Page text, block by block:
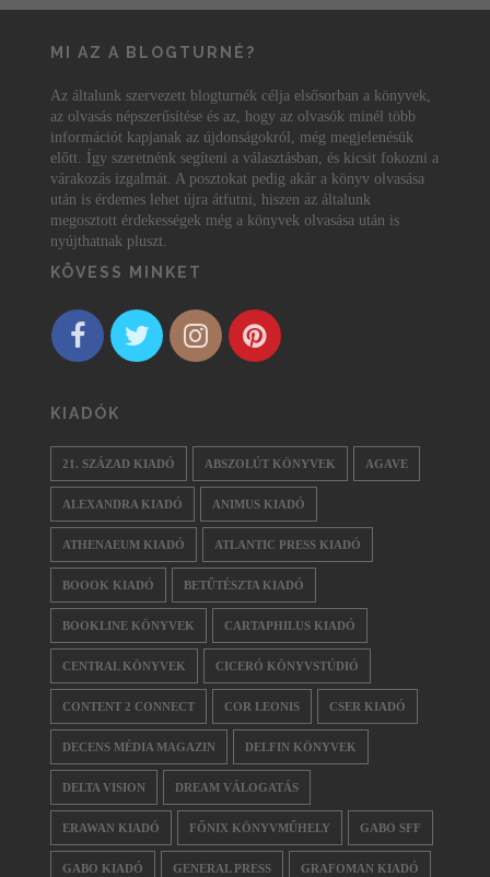
MI AZ A BLOGTURNÉ?
Az általunk szervezett blogturnék célja elsősorban a könyvek,
az olvasás népszerűsítése és az, hogy az olvasók minél több
információt kapjanak az újdonságokról, még megjelenésük
előtt. Így szeretnénk segíteni a választásban, és kicsit fokozni a
várakozás izgalmát. A posztokat pedig akár a könyv olvasása
után is érdemes lehet újra átfutni, hiszen az általunk
megosztott érdekességek még a könyvek olvasása után is
nyújthatnak pluszt.
KÖVESS MINKET
KIADÓK
21. SZÁZAD KIADÓ ABSZOLÚT KÖNYVEK AGAVE
ALEXANDRA KIADÓ ANIMUS KIADÓ
ATHENAEUM KIADÓ ATLANTIC PRESS KIADÓ
BOOOK KIADÓ BETŰTÉSZTA KIADÓ
BOOKLINE KÖNYVEK CARTAPHILUS KIADÓ
CENTRAL KÖNYVEK CICERÓ KÖNYVSTÚDIÓ
CONTENT 2 CONNECT COR LEONIS CSER KIADÓ
DECENS MÉDIA MAGAZIN DELFIN KÖNYVEK
DELTA VISION DREAM VÁLOGATÁS
ERAWAN KIADÓ FŐNIX KÖNYVMŰHELY GABO SFF
GABO KIADÓ GENERAL PRESS GRAFOMAN KIADÓ